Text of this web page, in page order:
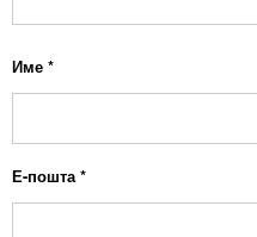
Име *
Е-пошта*